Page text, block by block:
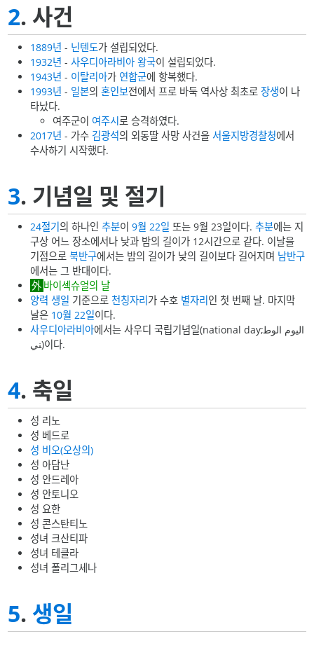
2. 사건
1889년 - 닌텐도가 설립되었다.
1932년 -사우디아라비아 왕국이 설립되었다.
1943년 - 이탈리아가 연합군에 항복했다.
1993년 - 일본의혼인보전에서 프로 바둑 역사상 최초로장생이 나
타났다.
여주군이 여주시로 승격하였다.
2017년 - 가수 김광석의 외동딸 사망 사건을서울지방경찰청에서
수사하기 시작했다.
3. 기념일 및 절기
24절기의 하나인추분이9월 22일 또는 9월 23일이다.추분에는 지
구상 어느 장소에서나 낮과 밤의 길이가 12시간으로 같다. 이날을
기점으로북반구에서는 밤의 길이가 낮의 길이보다 길어지며 남반구
에서는 그 반대이다.
바이섹슈얼의 날
양력 생일 기준으로 천칭자리가 수호 별자리인 첫 번째 날. 마지막
날은 10월 22일이다.
사우디아라비아에서는 사우디 국립기념일(national day;اليوم الوط
ني)이다.
4. 축일
성 리노
성 베드로
성 비오(오상의)
성 아담난
성 안드레아
성 안토니오
성 요한
성 콘스탄티노
성녀 크산티파
성녀 테클라
성녀 폴리그세나
5. 생일